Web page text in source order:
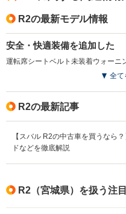
R2の最新モデル情報
安全・快適装備を追加した
全て
R2の最新記事
【スバル R2の中古車を買うなら
ドなどを徹底解説
R2（宮城県）を扱う注